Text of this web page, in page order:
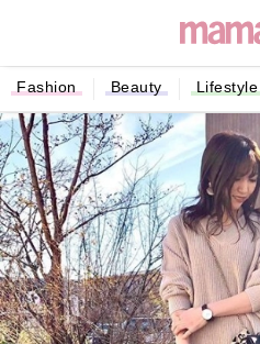
Fashion Beauty Lifestyle